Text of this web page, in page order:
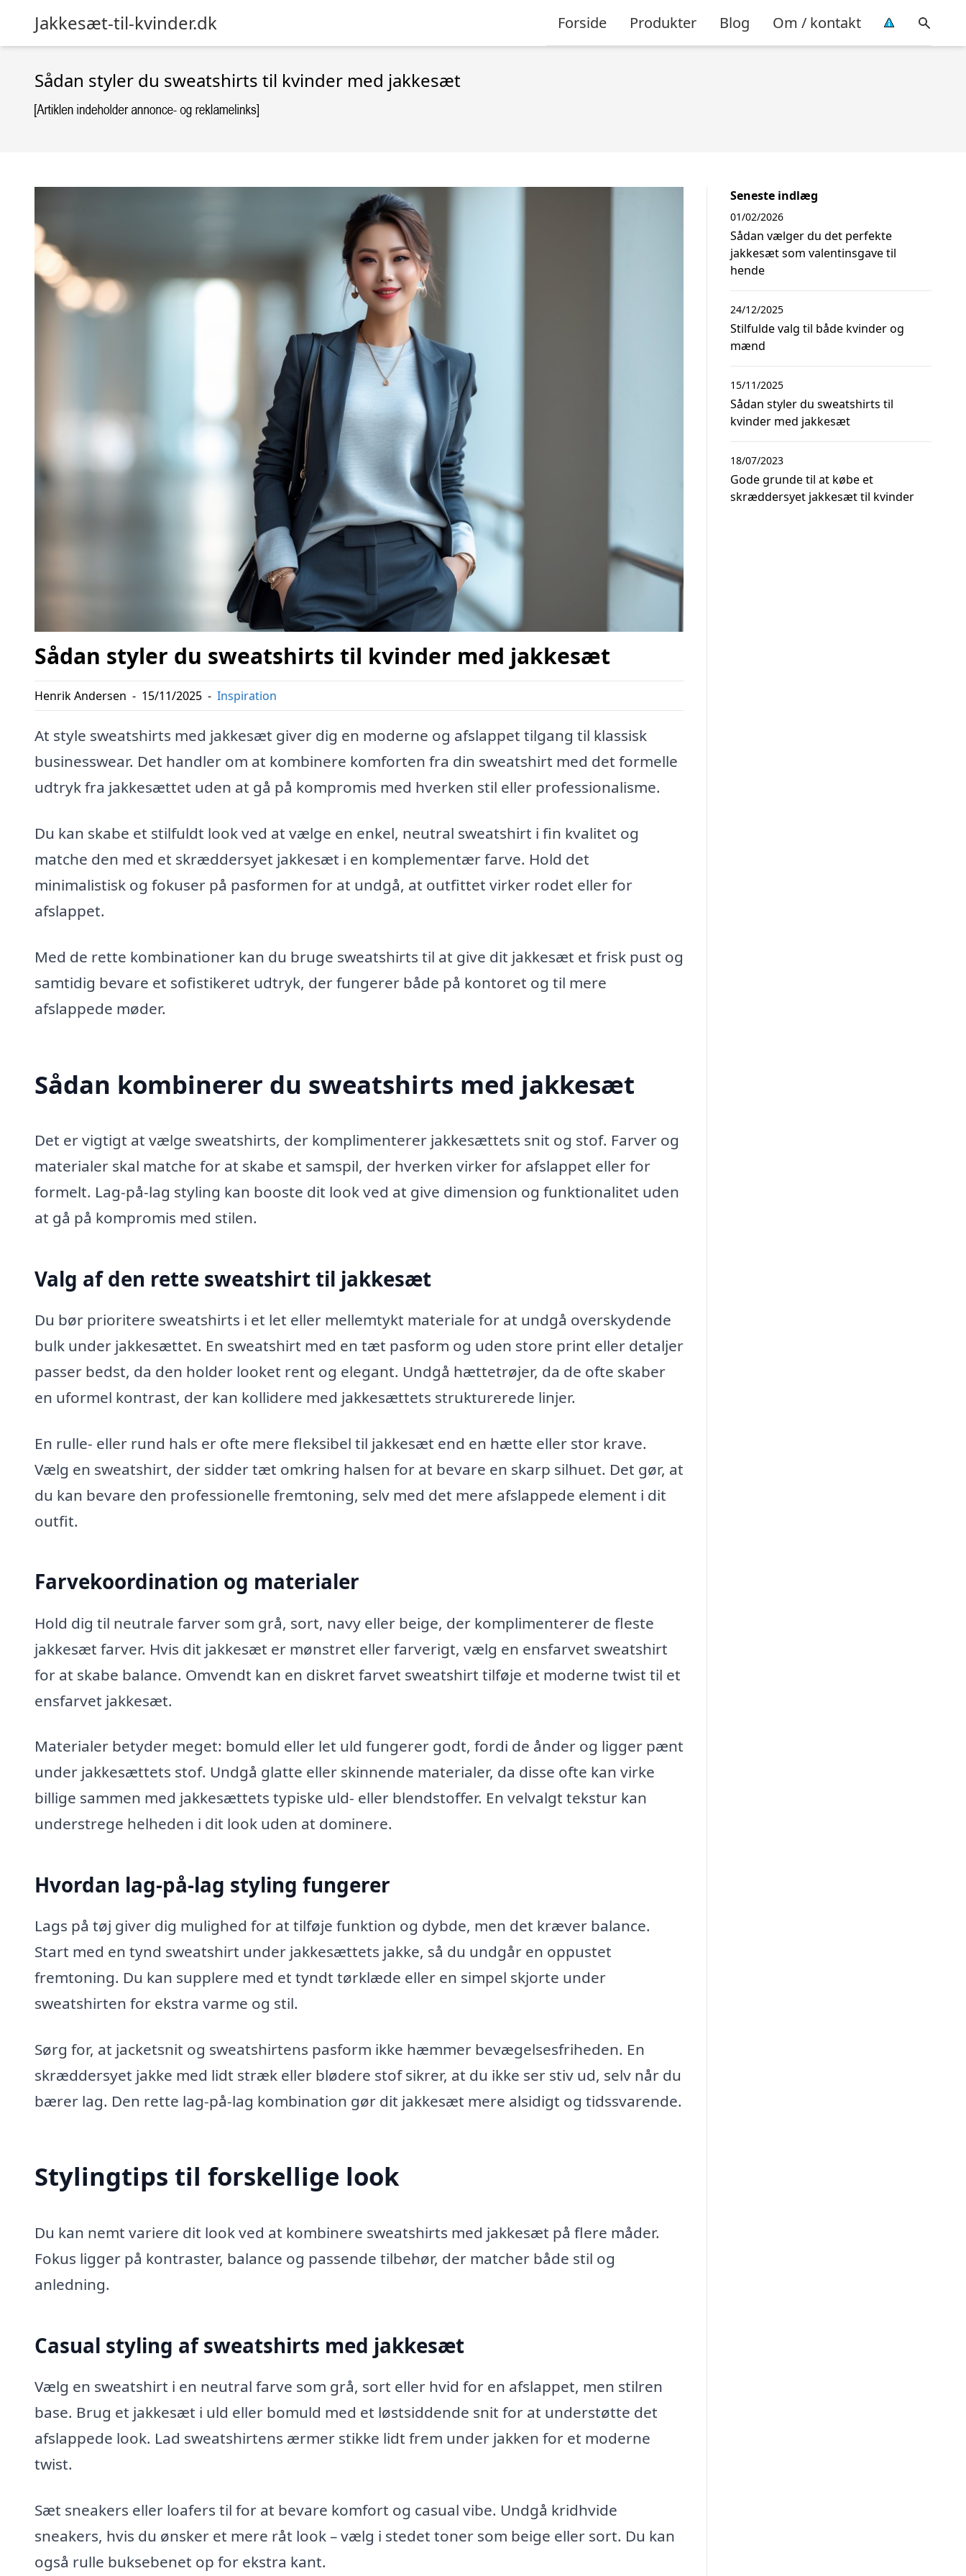
Jakkesæt-til-kvinder.dk Forside Produkter Blog Om / kontakt
Sådan styler du sweatshirts til kvinder med jakkesæt
Sådan styler du sweatshirts til kvinder med jakkesæt
Henrik Andersen - 15/11/2025 - Inspiration
At style sweatshirts med jakkesæt giver dig en moderne og afslappet tilgang til klassisk
businesswear. Det handler om at kombinere komforten fra din sweatshirt med det formelle
udtryk fra jakkesættet uden at gå på kompromis med hverken stil eller professionalisme.
Du kan skabe et stilfuldt look ved at vælge en enkel, neutral sweatshirt i fin kvalitet og
matche den med et skræddersyet jakkesæt i en komplementær farve. Hold det
minimalistisk og fokuser på pasformen for at undgå, at outfittet virker rodet eller for
afslappet.
Med de rette kombinationer kan du bruge sweatshirts til at give dit jakkesæt et frisk pust og
samtidig bevare et sofistikeret udtryk, der fungerer både på kontoret og til mere
afslappede møder.
Sådan kombinerer du sweatshirts med jakkesæt
Det er vigtigt at vælge sweatshirts, der komplimenterer jakkesættets snit og stof. Farver og
materialer skal matche for at skabe et samspil, der hverken virker for afslappet eller for
formelt. Lag-på-lag styling kan booste dit look ved at give dimension og funktionalitet uden
at gå på kompromis med stilen.
Valg af den rette sweatshirt til jakkesæt
Du bør prioritere sweatshirts i et let eller mellemtykt materiale for at undgå overskydende
bulk under jakkesættet. En sweatshirt med en tæt pasform og uden store print eller detaljer
passer bedst, da den holder looket rent og elegant. Undgå hættetrøjer, da de ofte skaber
en uformel kontrast, der kan kollidere med jakkesættets strukturerede linjer.
En rulle- eller rund hals er ofte mere fleksibel til jakkesæt end en hætte eller stor krave.
Vælg en sweatshirt, der sidder tæt omkring halsen for at bevare en skarp silhuet. Det gør, at
du kan bevare den professionelle fremtoning, selv med det mere afslappede element i dit
outfit.
Farvekoordination og materialer
Hold dig til neutrale farver som grå, sort, navy eller beige, der komplimenterer de fleste
jakkesæt farver. Hvis dit jakkesæt er mønstret eller farverigt, vælg en ensfarvet sweatshirt
for at skabe balance. Omvendt kan en diskret farvet sweatshirt tilføje et moderne twist til et
ensfarvet jakkesæt.
Materialer betyder meget: bomuld eller let uld fungerer godt, fordi de ånder og ligger pænt
under jakkesættets stof. Undgå glatte eller skinnende materialer, da disse ofte kan virke
billige sammen med jakkesættets typiske uld- eller blendstoffer. En velvalgt tekstur kan
understrege helheden i dit look uden at dominere.
Hvordan lag-på-lag styling fungerer
Lags på tøj giver dig mulighed for at tilføje funktion og dybde, men det kræver balance.
Start med en tynd sweatshirt under jakkesættets jakke, så du undgår en oppustet
fremtoning. Du kan supplere med et tyndt tørklæde eller en simpel skjorte under
sweatshirten for ekstra varme og stil.
Sørg for, at jacketsnit og sweatshirtens pasform ikke hæmmer bevægelsesfriheden. En
skræddersyet jakke med lidt stræk eller blødere stof sikrer, at du ikke ser stiv ud, selv når du
bærer lag. Den rette lag-på-lag kombination gør dit jakkesæt mere alsidigt og tidssvarende.
Stylingtips til forskellige look
Du kan nemt variere dit look ved at kombinere sweatshirts med jakkesæt på flere måder.
Fokus ligger på kontraster, balance og passende tilbehør, der matcher både stil og
anledning.
Casual styling af sweatshirts med jakkesæt
Vælg en sweatshirt i en neutral farve som grå, sort eller hvid for en afslappet, men stilren
base. Brug et jakkesæt i uld eller bomuld med et løstsiddende snit for at understøtte det
afslappede look. Lad sweatshirtens ærmer stikke lidt frem under jakken for et moderne
twist.
Sæt sneakers eller loafers til for at bevare komfort og casual vibe. Undgå kridhvide
sneakers, hvis du ønsker et mere råt look – vælg i stedet toner som beige eller sort. Du kan
også rulle buksebenet op for ekstra kant.
Seneste indlæg
Sådan vælger du det perfekte
jakkesæt som valentinsgave til
hende
01/02/2026
Stilfulde valg til både kvinder og
mænd
24/12/2025
Sådan styler du sweatshirts til
kvinder med jakkesæt
15/11/2025
Gode grunde til at købe et
skræddersyet jakkesæt til kvinder
18/07/2023